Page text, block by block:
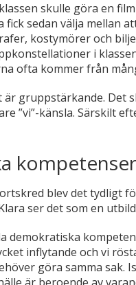
skulle göra en
fick sedan välja mellan
kostymörer och
i
ofta kommer från
gruppstärkande. Det
”vi”-känsla. Särskilt
kompetenser
blev det tydligt
ser det som en
demokratiska
inflytande och vi
göra samma sak.